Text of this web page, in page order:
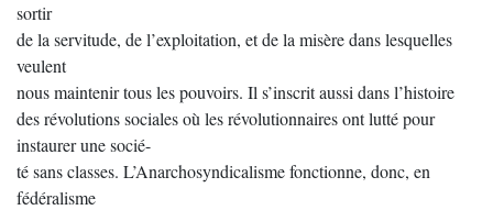
sortir
de la servitude, de l’exploitation, et de la misère dans lesquelles
veulent
nous maintenir tous les pouvoirs. Il s’inscrit aussi dans l’histoire
des révolutions sociales où les révolutionnaires ont lutté pour
instaurer une socié-
té sans classes. L’Anarchosyndicalisme fonctionne, donc, en
fédéralisme